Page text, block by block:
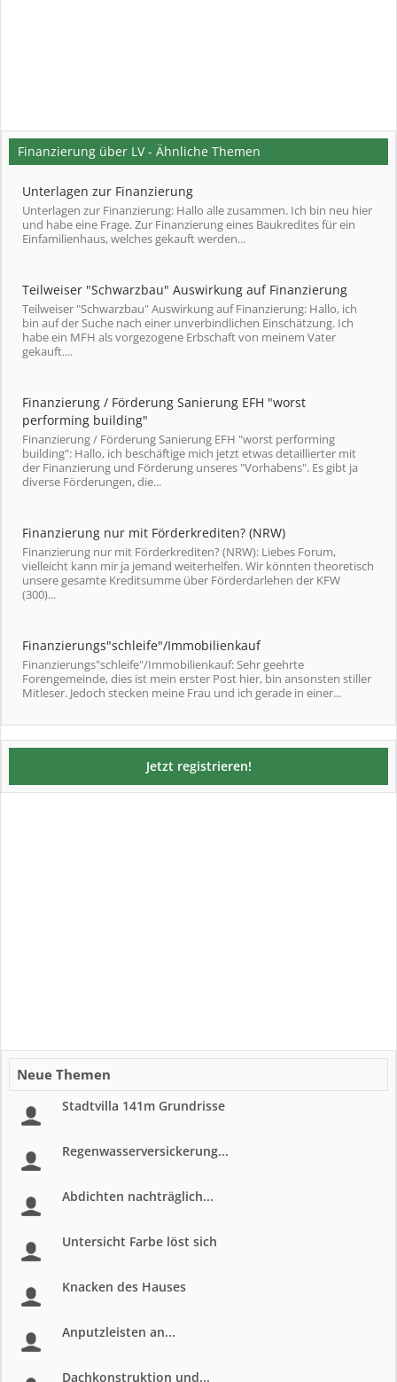
Finanzierung über LV - Ähnliche Themen
Unterlagen zur Finanzierung
Unterlagen zur Finanzierung: Hallo alle zusammen. Ich bin neu hier
und habe eine Frage. Zur Finanzierung eines Baukredites für ein
Einfamilienhaus, welches gekauft werden...
Teilweiser "Schwarzbau" Auswirkung auf Finanzierung
Teilweiser "Schwarzbau" Auswirkung auf Finanzierung: Hallo, ich
bin auf der Suche nach einer unverbindlichen Einschätzung. Ich
habe ein MFH als vorgezogene Erbschaft von meinem Vater
gekauft....
Finanzierung / Förderung Sanierung EFH "worst
performing building"
Finanzierung / Förderung Sanierung EFH "worst performing
building": Hallo, ich beschäftige mich jetzt etwas detaillierter mit
der Finanzierung und Förderung unseres "Vorhabens". Es gibt ja
diverse Förderungen, die...
Finanzierung nur mit Förderkrediten? (NRW)
Finanzierung nur mit Förderkrediten? (NRW): Liebes Forum,
vielleicht kann mir ja jemand weiterhelfen. Wir könnten theoretisch
unsere gesamte Kreditsumme über Förderdarlehen der KFW
(300)...
Finanzierungs"schleife"/Immobilienkauf
Finanzierungs"schleife"/Immobilienkauf: Sehr geehrte
Forengemeinde, dies ist mein erster Post hier, bin ansonsten stiller
Mitleser. Jedoch stecken meine Frau und ich gerade in einer...
Jetzt registrieren!
Neue Themen
Stadtvilla 141m Grundrisse
Regenwasserversickerung...
Abdichten nachträglich...
Untersicht Farbe löst sich
Knacken des Hauses
Anputzleisten an...
Dachkonstruktion und...